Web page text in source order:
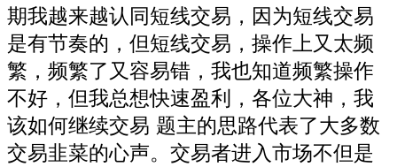
期我越来越认同短线交易，因为短线交易
是有节奏的，但短线交易，操作上又太频
繁，频繁了又容易错，我也知道频繁操作
不好，但我总想快速盈利，各位大神，我
该如何继续交易 题主的思路代表了大多数
交易韭菜的心声。交易者进入市场不但是